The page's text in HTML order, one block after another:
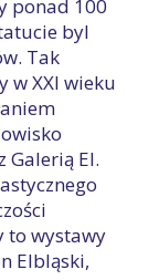
ponad 100
byl
Tak
w XXI wieku
Galerią El.
to wystawy
Elbląski,